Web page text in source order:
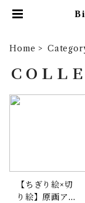
Home
ＣＯＬＬ
【ちぎり絵×切
り絵】原画アー